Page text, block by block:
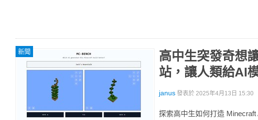
新聞
高中生突發奇想
站，讓人類給AI
janus 發表於 2025年4月13日 15:30
探索高中生如何打造